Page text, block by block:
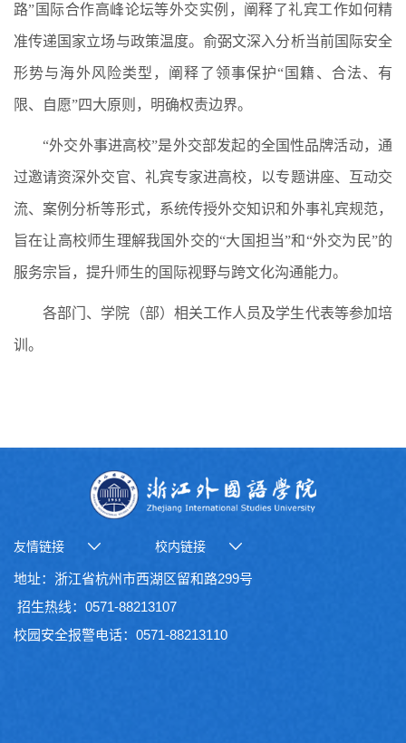
路”国际合作高峰论坛等外交实例，阐释了礼宾工作如何精
准传递国家立场与政策温度。俞弼文深入分析当前国际安全
形势与海外风险类型，阐释了领事保护“国籍、合法、有
限、自愿”四大原则，明确权责边界。
“外交外事进高校”是外交部发起的全国性品牌活动，通
过邀请资深外交官、礼宾专家进高校，以专题讲座、互动交
流、案例分析等形式，系统传授外交知识和外事礼宾规范，
旨在让高校师生理解我国外交的“大国担当”和“外交为民”的
服务宗旨，提升师生的国际视野与跨文化沟通能力。
各部门、学院（部）相关工作人员及学生代表等参加培
训。
友情链接 校内链接
地址：浙江省杭州市西湖区留和路299号
招生热线：0571-88213107
校园安全报警电话：0571-88213110